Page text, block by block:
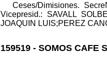
Ceses/Dimisiones.
Vicepresid.: SAVALL
JOAQUIN LUIS;PEREZ
159519 - SOMOS CAFE